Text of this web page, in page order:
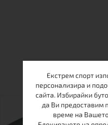
ОЩЕ ОТ
Екстрем спорт
персонализира и
сайта. Избирайки
да Ви предоставим
време на